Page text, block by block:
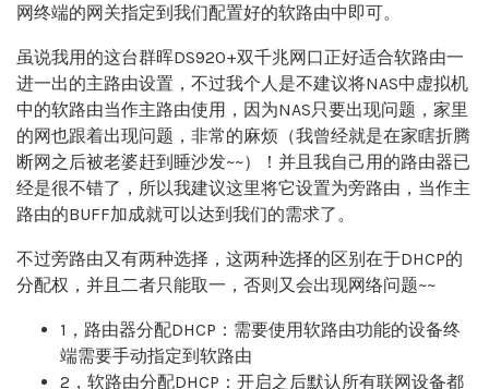
网终端的网关指定到我们配置好的软路由中即可。
虽说我用的这台群晖DS920+双千兆网口正好适合软路由一
进一出的主路由设置，不过我个人是不建议将NAS中虚拟机
中的软路由当作主路由使用，因为NAS只要出现问题，家里
的网也跟着出现问题，非常的麻烦（我曾经就是在家瞎折腾
断网之后被老婆赶到睡沙发~~）！并且我自己用的路由器已
经是很不错了，所以我建议这里将它设置为旁路由，当作主
路由的BUFF加成就可以达到我们的需求了。
不过旁路由又有两种选择，这两种选择的区别在于DHCP的
分配权，并且二者只能取一，否则又会出现网络问题~~
1，路由器分配DHCP：需要使用软路由功能的设备终
端需要手动指定到软路由
2，软路由分配DHCP：开启之后默认所有联网设备都